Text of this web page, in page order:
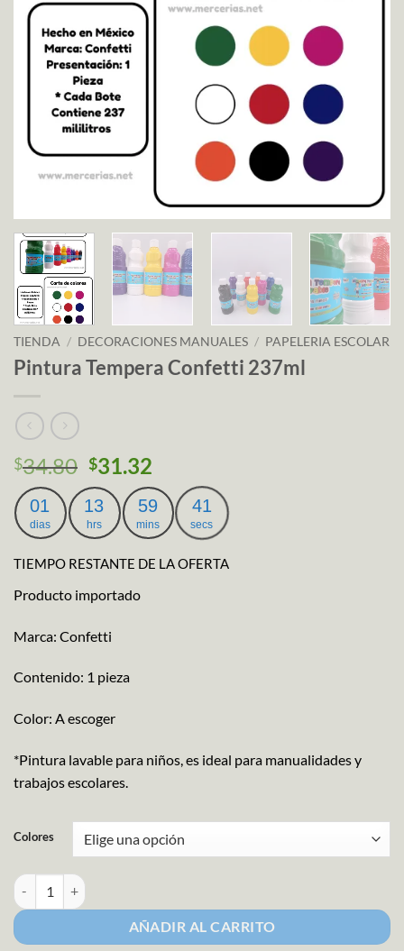
TIENDA / DECORACIONES MANUALES / PAPELERIA ESCOLAR
Pintura Tempera Confetti 237ml
$34.80 $31.32
01
dias
13
hrs
59
mins
41
secs
TIEMPO RESTANTE DE LA OFERTA
Producto importado
Marca: Confetti
Contenido: 1 pieza
Color: A escoger
*Pintura lavable para niños, es ideal para manualidades y
trabajos escolares.
Colores
Pintura Tempera Confetti 237ml cantidad
AÑADIR AL CARRITO